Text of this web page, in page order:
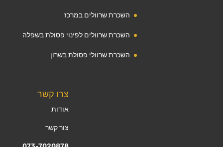
השכרת שרוולים במרכז
השכרת שרוולים לפינוי פסולת בשפלה
השכרת שרוולי פסולת בשרון
צרו קשר
אודות
צור קשר